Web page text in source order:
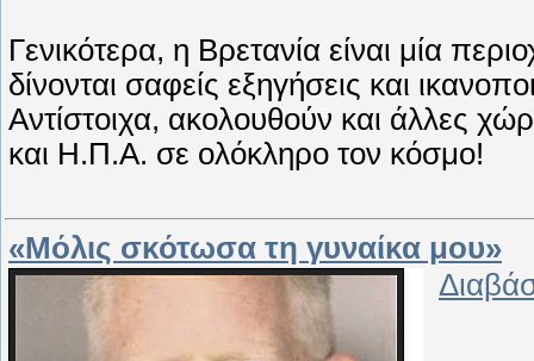
Γενικότερα, η Βρετανία είναι μία
δίνονται σαφείς εξηγήσεις και
Αντίστοιχα, ακολουθούν και άλλες
και Η.Π.Α. σε ολόκληρο τον κόσμο!
«Μόλις σκότωσα τη γυναίκα μου»